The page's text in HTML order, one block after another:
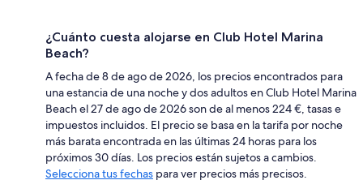
¿Cuánto cuesta alojarse en Club Hotel Marina
Beach?
A fecha de 8 de ago de 2026, los precios encontrados para
una estancia de una noche y dos adultos en Club Hotel Marina
Beach el 27 de ago de 2026 son de al menos 224 €, tasas e
impuestos incluidos. El precio se basa en la tarifa por noche
más barata encontrada en las últimas 24 horas para los
próximos 30 días. Los precios están sujetos a cambios.
Selecciona tus fechas para ver precios más precisos.